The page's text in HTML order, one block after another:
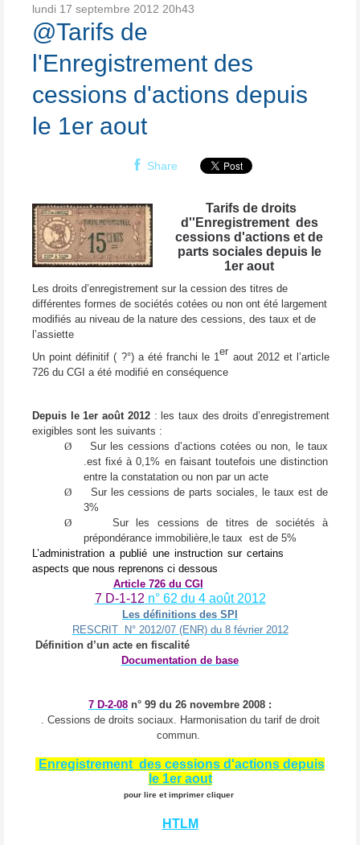
lundi 17 septembre 2012 20h43
@Tarifs de
l'Enregistrement des
cessions d'actions depuis
le 1er aout
Share
Tarifs de droits
d''Enregistrement des
cessions d'actions et de
parts sociales depuis le
1er aout
Les droits d’enregistrement sur la cession des titres de
différentes formes de sociétés cotées ou non ont été largement
modifiés au niveau de la nature des cessions, des taux et de
l’assiette
Un point définitif ( ?°) a été franchi le 1er aout 2012 et l’article
726 du CGI a été modifié en conséquence
Depuis le 1er août 2012 : les taux des droits d’enregistrement
exigibles sont les suivants :
Ø
Sur les cessions d’actions cotées ou non, le taux
.est fixé à 0,1% en faisant toutefois une distinction
entre la constatation ou non par un acte
Ø
Sur les cessions de parts sociales, le taux est de
3%
Ø
Sur les cessions de titres de sociétés à
prépondérance immobilière,le taux est de 5%
L’administration a publié une instruction sur certains
aspects que nous reprenons ci dessous
Article 726 du CGI
7 D-1-12 n° 62 du 4 août 2012
Les définitions des SPI
RESCRIT
N° 2012/07 (ENR) du 8 février 2012
Définition d’un acte en fiscalité
Documentation de base
7 D-2-08 n° 99 du 26 novembre 2008 :
. Cessions de droits sociaux. Harmonisation du tarif de droit
commun.
Enregistrement des cessions d'actions depuis
le 1er aout
pour lire et imprimer cliquer
HTLM